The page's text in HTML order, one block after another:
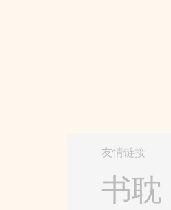
友情链接
书耽